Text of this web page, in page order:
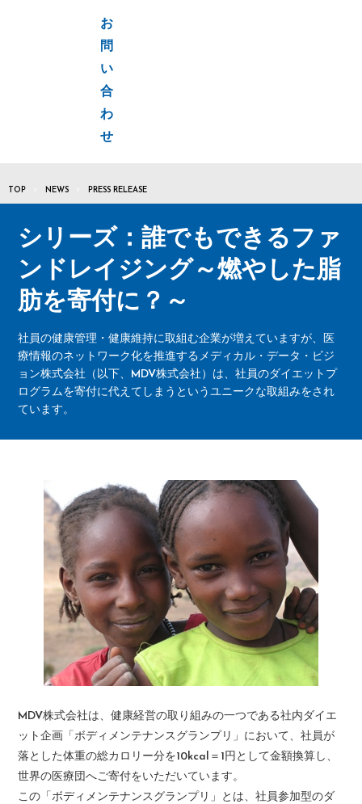
お
問
い
合
わ
せ
TOP NEWS PRESS RELEASE
シリーズ：誰でもできるファ
ンドレイジング～燃やした脂
肪を寄付に？～
社員の健康管理・健康維持に取組む企業が増えていますが、医
療情報のネットワーク化を推進するメディカル・データ・ビジ
ョン株式会社（以下、MDV株式会社）は、社員のダイエットプ
ログラムを寄付に代えてしまうというユニークな取組みをされ
ています。
MDV株式会社は、健康経営の取り組みの一つである社内ダイエ
ット企画「ボディメンテナンスグランプリ」において、社員が
落とした体重の総カロリー分を10kcal＝1円として金額換算し、
世界の医療団へご寄付をいただいています。
この「ボディメンテナンスグランプリ」とは、社員参加型のダ